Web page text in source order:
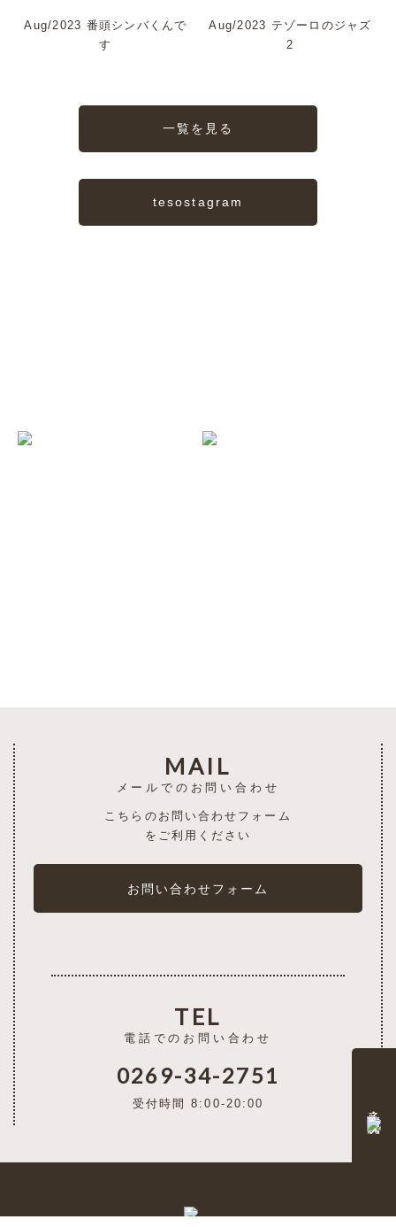
Aug/2023 番頭シンバくんで
す
Aug/2023 テゾーロのジャズ
2
一覧を見る
tesostagram
MAIL
メールでのお問い合わせ
こちらのお問い合わせフォーム
をご利用ください
お問い合わせフォーム
TEL
電話でのお問い合わせ
0269-34-2751
受付時間 8:00-20:00